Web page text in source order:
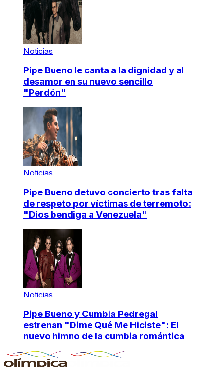
Noticias
Pipe Bueno le canta a la dignidad y al
desamor en su nuevo sencillo
"Perdón"
Noticias
Pipe Bueno detuvo concierto tras falta
de respeto por víctimas de terremoto:
"Dios bendiga a Venezuela"
Noticias
Pipe Bueno y Cumbia Pedregal
estrenan "Dime Qué Me Hiciste": El
nuevo himno de la cumbia romántica